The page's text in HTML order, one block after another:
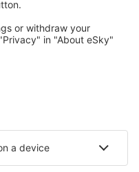
hotels,
eSky-gebruikers
in Calgary